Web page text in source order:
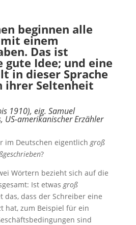
beginnen alle
einem
Das ist
Idee; und eine
in dieser Sprache
ihrer Seltenheit
1910), eig. Samuel
US-amerikanischer Erzähler
im Deutschen eigentlichgroß
?
Wörtern bezieht sich auf die
Ist etwasgroß
das, dass der Schreiber eine
hat, zum Beispiel für ein
sind